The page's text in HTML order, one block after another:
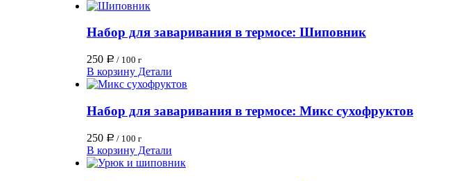
Набор для заваривания в термосе: Шиповник
250 Р / 100 г
В корзину Детали
Набор для заваривания в термосе: Микс сухофруктов
250 Р / 100 г
В корзину Детали